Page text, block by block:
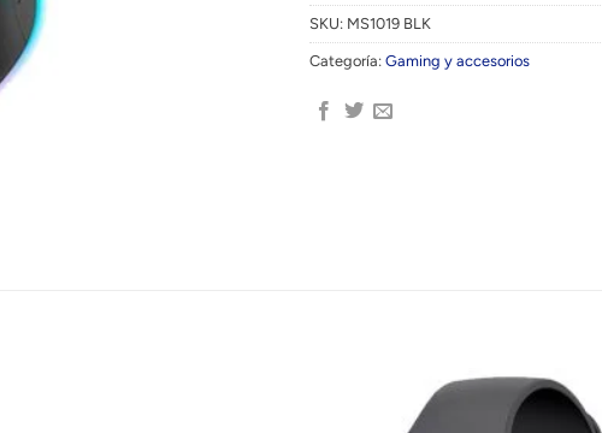
SKU: MS1019 BLK
Categoría: Gaming y accesorios